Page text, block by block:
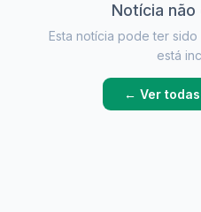
Notícia
Esta notícia pode ter
está
← Ver